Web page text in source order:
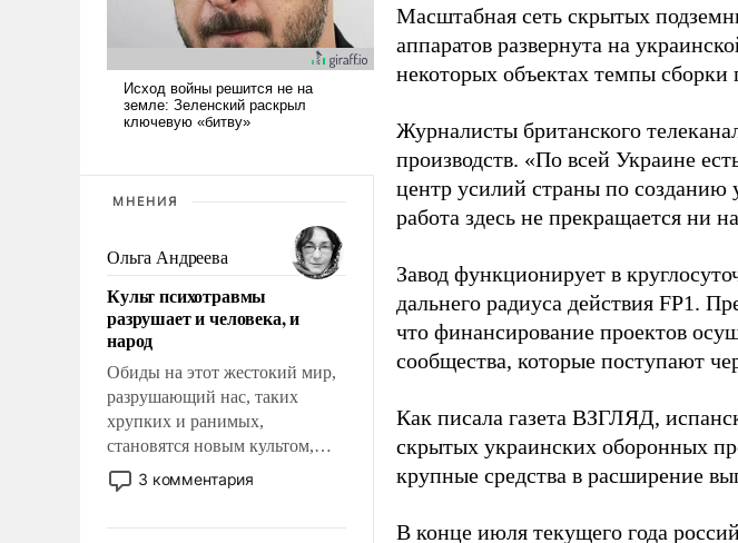
МНЕНИЯ
Ольга Андреева
Культ психотравмы
разрушает и человека, и
народ
Обиды на этот жестокий мир,
разрушающий нас, таких
хрупких и ранимых,
становятся новым культом,
постепенно вытесняя и
отменяя традиционное
3 комментария
Масштабная сеть скрытых
аппаратов развернута на
некоторых объектах темпы
Журналисты британского
производств. «По всей Украине
центр усилий страны по созданию
работа здесь не прекращается ни
Завод функционирует в
дальнего радиуса действия FP1.
что финансирование проектов
сообщества, которые поступают
Как писала газета ВЗГЛЯД,
скрытых украинских оборонных
крупные средства в расширение
В конце июля текущего года